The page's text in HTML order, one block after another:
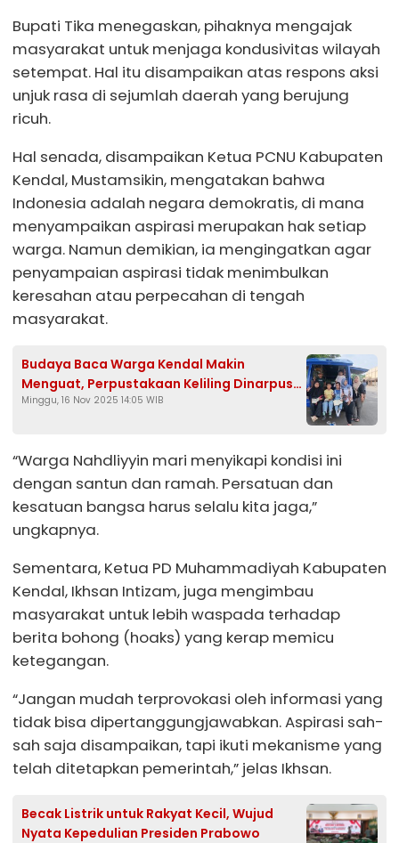
Bupati Tika menegaskan, pihaknya mengajak
masyarakat untuk menjaga kondusivitas wilayah
setempat. Hal itu disampaikan atas respons aksi
unjuk rasa di sejumlah daerah yang berujung
ricuh.
Hal senada, disampaikan Ketua PCNU Kabupaten
Kendal, Mustamsikin, mengatakan bahwa
Indonesia adalah negara demokratis, di mana
menyampaikan aspirasi merupakan hak setiap
warga. Namun demikian, ia mengingatkan agar
penyampaian aspirasi tidak menimbulkan
keresahan atau perpecahan di tengah
masyarakat.
Budaya Baca Warga Kendal Makin
Menguat, Perpustakaan Keliling Dinarpus
Selalu Diburu Pengunjung
Minggu, 16 Nov 2025 14:05 WIB
“Warga Nahdliyyin mari menyikapi kondisi ini
dengan santun dan ramah. Persatuan dan
kesatuan bangsa harus selalu kita jaga,”
ungkapnya.
Sementara, Ketua PD Muhammadiyah Kabupaten
Kendal, Ikhsan Intizam, juga mengimbau
masyarakat untuk lebih waspada terhadap
berita bohong (hoaks) yang kerap memicu
ketegangan.
“Jangan mudah terprovokasi oleh informasi yang
tidak bisa dipertanggungjawabkan. Aspirasi sah-
sah saja disampaikan, tapi ikuti mekanisme yang
telah ditetapkan pemerintah,” jelas Ikhsan.
Becak Listrik untuk Rakyat Kecil, Wujud
Nyata Kepedulian Presiden Prabowo